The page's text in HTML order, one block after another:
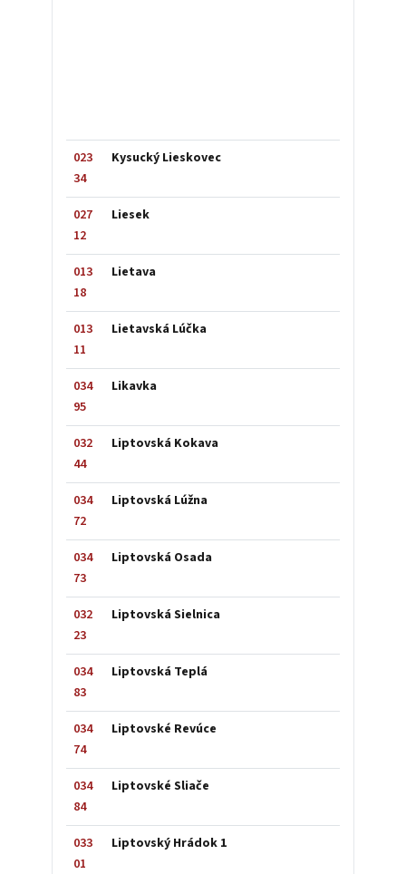
023
34
Kysucký Lieskovec
027
12
Liesek
013
18
Lietava
013
11
Lietavská Lúčka
034
95
Likavka
032
44
Liptovská Kokava
034
72
Liptovská Lúžna
034
73
Liptovská Osada
032
23
Liptovská Sielnica
034
83
Liptovská Teplá
034
74
Liptovské Revúce
034
84
Liptovské Sliače
033
01
Liptovský Hrádok 1